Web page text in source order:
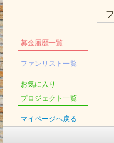
募金履歴一覧
ファンリスト一覧
お気に入り
プロジェクト一覧
マイページへ戻る